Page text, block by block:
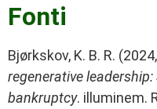
Fonti
Bjørkskov, K. B. R.
regenerative
bankruptcy. illuminem.